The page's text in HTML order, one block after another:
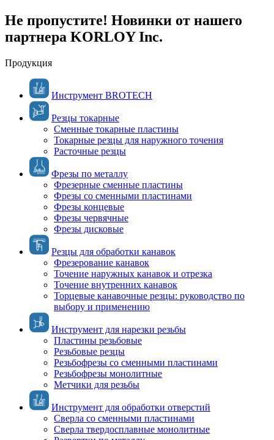
Не пропустите! Новинки от нашего
партнера KORLOY Inc.
Продукция
Инструмент BROTECH
Резцы токарные
Сменные токарные пластины
Токарные резцы для наружного точения
Расточные резцы
Фрезы по металлу
Фрезерные сменные пластины
Фрезы со сменными пластинами
Фрезы концевые
Фрезы червячные
Фрезы дисковые
Резцы для обработки канавок
Фрезерование канавок
Точение наружных канавок и отрезка
Точение внутренних канавок
Торцевые канавочные резцы: руководство по
выбору и применению
Инструмент для нарезки резьбы
Пластины резьбовые
Резьбовые резцы
Резьбофрезы со сменными пластинами
Резьбофрезы монолитные
Метчики для резьбы
Инструмент для обработки отверстий
Сверла со сменными пластинами
Сверла твердосплавные монолитные